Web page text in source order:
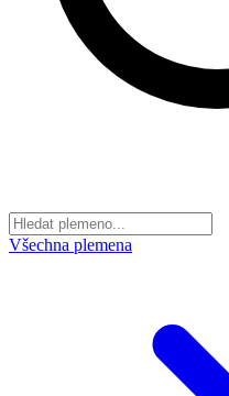
Všechna plemena